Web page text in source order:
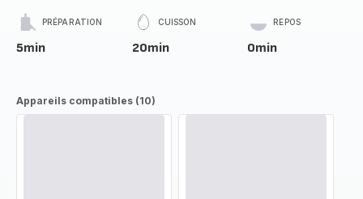
PRÉPARATION
5min
CUISSON
20min
REPOS
0min
Appareils compatibles (10)